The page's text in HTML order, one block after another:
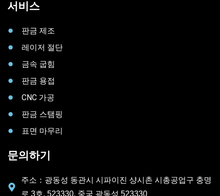
서비스
판금 제조
레이저 절단
금속 굽힘
판금 용접
CNC 가공
판금 스탬핑
표면 마무리
문의하기
주소：광동성 동관시 시파이진 샹시촌 시총공업구 충명
로 3호, 523330, 중국 광동성 523330